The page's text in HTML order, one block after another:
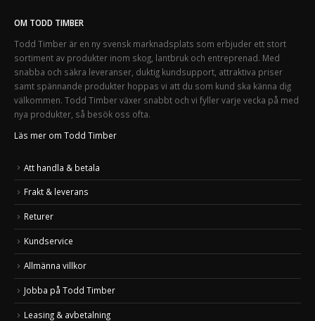
OM TODD TIMBER
Todd Timber är en ny svensk marknadsplats som erbjuder ett stort
sortiment av produkter inom skog, lantbruk och entreprenad. Med
snabba och säkra leveranser, duktig kundsupport, attraktiva priser
samt spännande produkter hoppas vi att du som kund ska känna dig
välkommen. Todd Timber växer snabbt och vi fyller varje vecka på med
nya produkter, så besök oss ofta.
Läs mer om Todd Timber
Att handla & betala
Frakt & leverans
Returer
Kundservice
Allmänna villkor
Jobba på Todd Timber
Leasing & avbetalning